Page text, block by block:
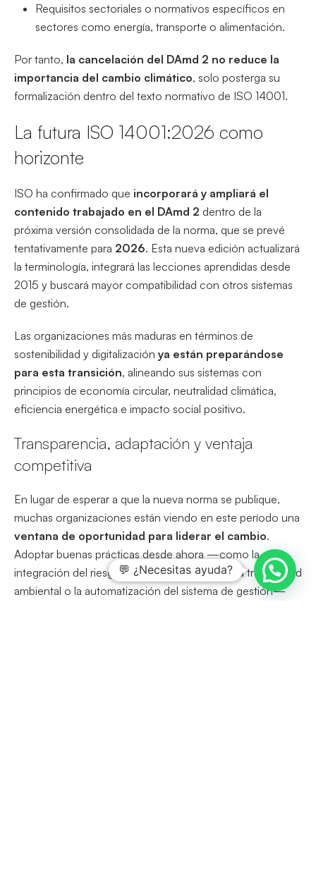
Requisitos sectoriales o normativos específicos en
sectores como energía, transporte o alimentación.
Por tanto, la cancelación del DAmd 2 no reduce la
importancia del cambio climático, solo posterga su
formalización dentro del texto normativo de ISO 14001.
La futura ISO 14001:2026 como
horizonte
ISO ha confirmado que incorporará y ampliará el
contenido trabajado en el DAmd 2 dentro de la
próxima versión consolidada de la norma, que se prevé
tentativamente para 2026. Esta nueva edición actualizará
la terminología, integrará las lecciones aprendidas desde
2015 y buscará mayor compatibilidad con otros sistemas
de gestión.
Las organizaciones más maduras en términos de
sostenibilidad y digitalización ya están preparándose
para esta transición, alineando sus sistemas con
principios de economía circular, neutralidad climática,
eficiencia energética e impacto social positivo.
Transparencia, adaptación y ventaja
competitiva
En lugar de esperar a que la nueva norma se publique,
muchas organizaciones están viendo en este período una
ventana de oportunidad para liderar el cambio.
Adoptar buenas prácticas desde ahora —como la
integración del riesgo climático, la mejora de la trazabilidad
ambiental o la automatización del sistema de gestión—
💬 ¿Necesitas ayuda?